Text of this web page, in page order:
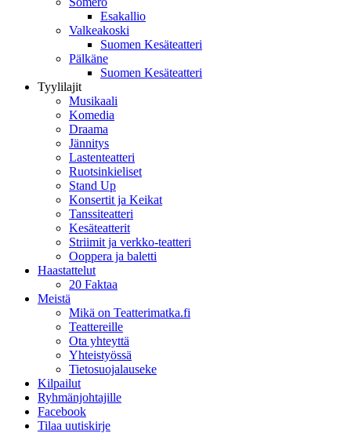
Esakallio
Valkeakoski
Suomen Kesäteatteri
Pälkäne
Suomen Kesäteatteri
Tyylilajit
Musikaali
Komedia
Draama
Jännitys
Lastenteatteri
Ruotsinkieliset
Stand Up
Konsertit ja Keikat
Tanssiteatteri
Kesäteatterit
Striimit ja verkko-teatteri
Ooppera ja baletti
Haastattelut
20 Faktaa
Meistä
Mikä on Teatterimatka.fi
Teattereille
Ota yhteyttä
Yhteistyössä
Tietosuojalauseke
Kilpailut
Ryhmänjohtajille
Facebook
Tilaa uutiskirje